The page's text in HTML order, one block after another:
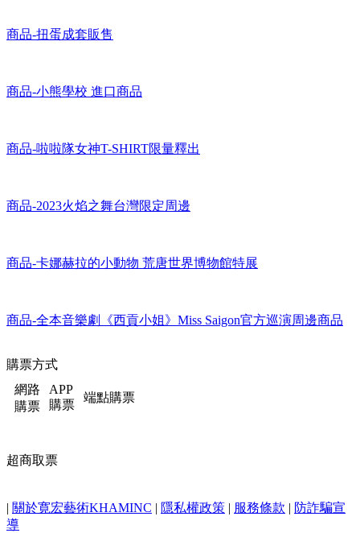
商品-扭蛋成套販售
商品-小熊學校 進口商品
商品-啦啦隊女神T-SHIRT限量釋出
商品-2023火焰之舞台灣限定周邊
商品-卡娜赫拉的小動物 荒唐世界博物館特展
商品-全本音樂劇《西貢小姐》Miss Saigon官方巡演周邊商品
購票方式
網路
購票
APP
購票
端點購票
超商取票
| 關於寛宏藝術KHAMINC | 隱私權政策 | 服務條款 | 防詐騙宣
導